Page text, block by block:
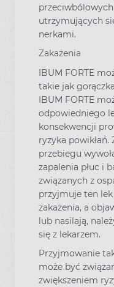
utrzymujących
nerkami.
Zakażenia
IBUM FORTE
takie jak
IBUM FORTE
odpowiedniego
konsekwencji
ryzyka
przebiegu
zapalenia płuc i
związanych z
przyjmuje ten
zakażenia, a
lub nasilają,
się z lekarzem.
Przyjmowanie
może być
zwiększeniem